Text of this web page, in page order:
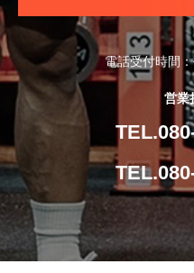
電話受付時間
営業